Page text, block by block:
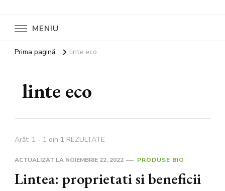
MENIU
Prima pagină linte eco
linte eco
Arăt: 1 - 1 din 1 REZULTATE
ACTUALIZAT LA NOIEMBRIE 22, 2022 PRODUSE BIO
Lintea: proprietati si beneficii